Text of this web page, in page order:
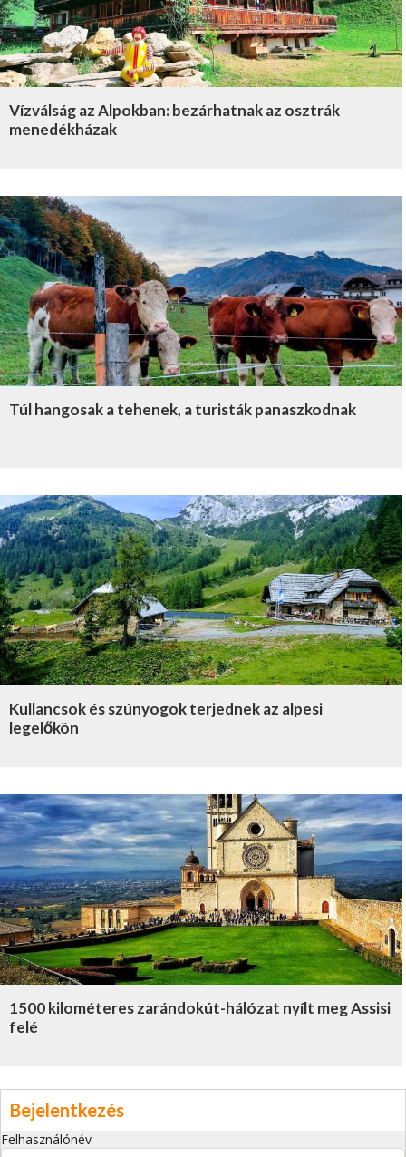
Vízválság az Alpokban: bezárhatnak az osztrák
menedékházak
Túl hangosak a tehenek, a turisták panaszkodnak
Kullancsok és szúnyogok terjednek az alpesi
legelőkön
1500 kilométeres zarándokút-hálózat nyílt meg Assisi
felé
Bejelentkezés
Felhasználónév